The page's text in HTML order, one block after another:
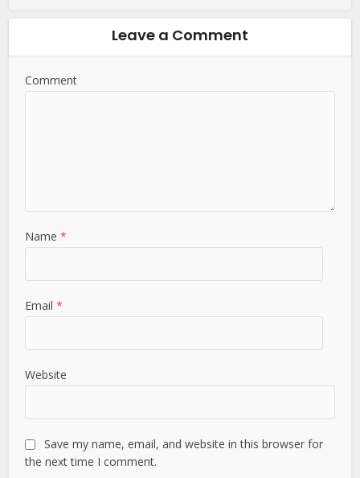
Leave a Comment
Comment
Name*
Email*
Website
Save my name, email, and website in this browser for
the next time I comment.